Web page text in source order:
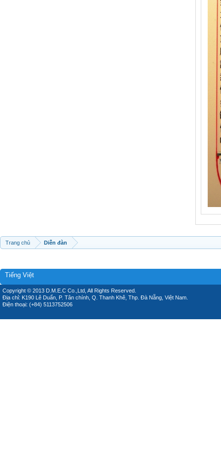
Trang chủ Diễn đàn
Tiếng Việt
Copyright © 2013 D.M.E.C Co.,Ltd, All Rights Reserved.
Địa chỉ: K190 Lê Duẩn, P. Tân chính, Q. Thanh Khê, Thp. Đà Nẵng, Việt Nam.
Điện thoại: (+84) 5113752506